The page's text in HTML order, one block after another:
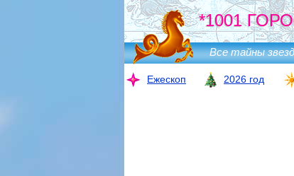
*1001
Все тайны
Ежескоп 2026 год